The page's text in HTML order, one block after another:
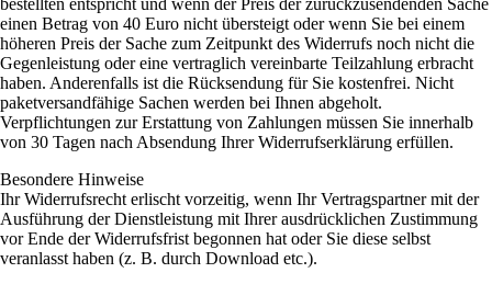
einen Betrag von 40 Euro nicht übersteigt oder wenn Sie bei einem
höheren Preis der Sache zum Zeitpunkt des Widerrufs noch nicht die
Gegenleistung oder eine vertraglich vereinbarte Teilzahlung erbracht
haben. Anderenfalls ist die Rücksendung für Sie kostenfrei. Nicht
paketversandfähige Sachen werden bei Ihnen abgeholt.
Verpflichtungen zur Erstattung von Zahlungen müssen Sie innerhalb
von 30 Tagen nach Absendung Ihrer Widerrufserklärung erfüllen.
Besondere Hinweise
Ihr Widerrufsrecht erlischt vorzeitig, wenn Ihr Vertragspartner mit der
Ausführung der Dienstleistung mit Ihrer ausdrücklichen Zustimmung
vor Ende der Widerrufsfrist begonnen hat oder Sie diese selbst
veranlasst haben (z. B. durch Download etc.).